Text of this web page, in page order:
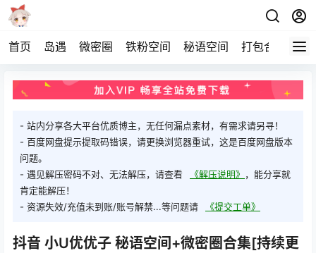
首页 岛遇 微密圈 铁粉空间 秘语空间 打包合集 关
- 站内分享各大平台优质博主，无任何漏点素材，有需求请另寻！
- 百度网盘提示提取码错误，请更换浏览器重试，这是百度网盘版本
问题。
- 遇见解压密码不对、无法解压，请查看
《解压说明》 ，能分享就
肯定能解压！
- 资源失效/充值未到账/账号解禁...等问题请
《提交工单》
抖音 小U优优子 秘语空间+微密圈合集[持续更